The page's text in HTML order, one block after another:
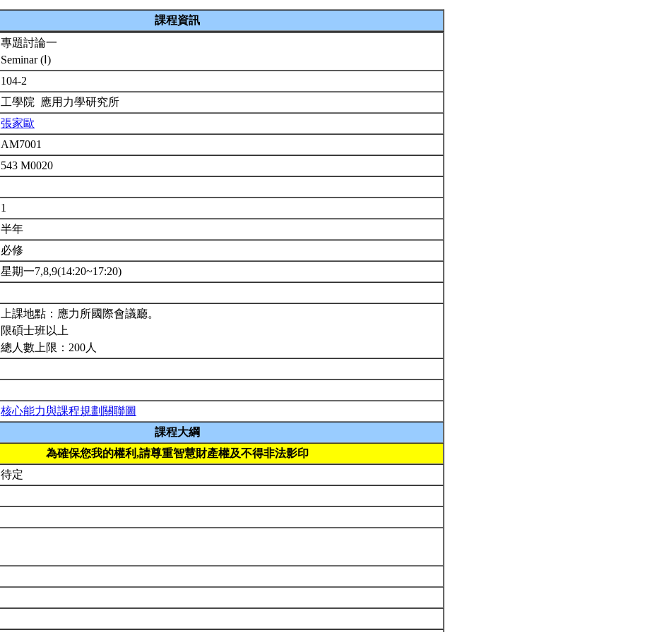
課程資訊
專題討論一
Seminar (Ⅰ)
104-2
工學院 應用力學研究所
張家歐
AM7001
543 M0020
1
半年
必修
星期一7,8,9(14:20~17:20)
上課地點：應力所國際會議廳。
限碩士班以上
總人數上限：200人
核心能力與課程規劃關聯圖
課程大綱
為確保您我的權利,請尊重智慧財產權及不得非法影印
待定